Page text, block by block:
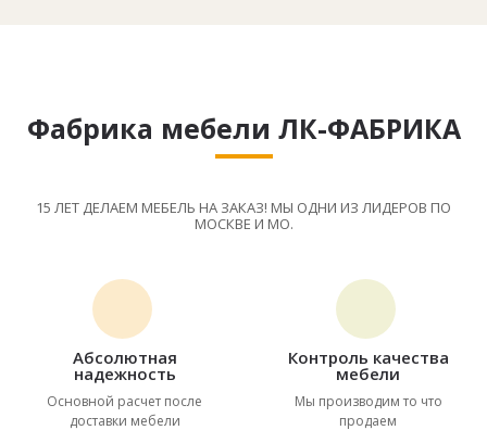
Фабрика мебели ЛК-ФАБРИКА
15 ЛЕТ ДЕЛАЕМ МЕБЕЛЬ НА ЗАКАЗ! МЫ ОДНИ ИЗ ЛИДЕРОВ ПО
МОСКВЕ И МО.
Абсолютная
надежность
Основной расчет после
доставки мебели
Контроль качества
мебели
Мы производим то что
продаем